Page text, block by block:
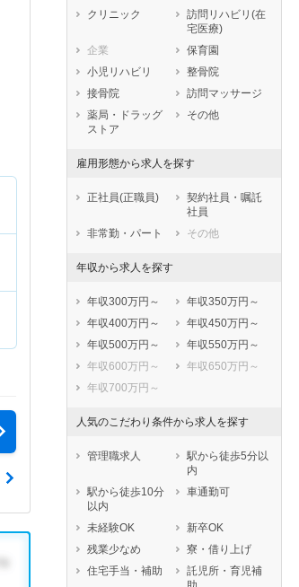
静岡県
愛知県
三重県
大阪府
兵庫県
奈良県
鳥取県
島根県
広島県
山口県
徳島県
香川県
愛媛県
熊本県
大分県
クリニック
訪問リハビリ(在
宅医療)
企業
保育園
小児リハビリ
整骨院
接骨院
訪問マッサージ
薬局・ドラッグ
ストア
その他
雇用形態から求人を探す
正社員(正職員)
契約社員・嘱託
社員
非常勤・パート
その他
年収から求人を探す
年収300万円～
年収350万円～
年収400万円～
年収450万円～
年収500万円～
年収550万円～
年収600万円～
年収650万円～
年収700万円～
人気のこだわり条件から求人を探す
管理職求人
駅から徒歩5分以
内
駅から徒歩10分
以内
車通勤可
未経験OK
新卒OK
残業少なめ
寮・借り上げ
住宅手当・補助
託児所・育児補